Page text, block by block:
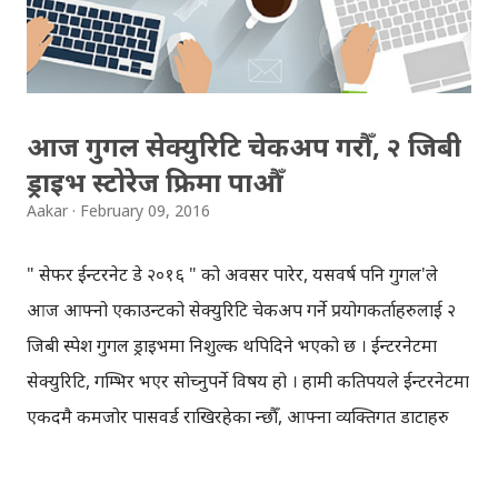
खाने। निर हालेर धोएको सेतो सर्ट, सेतो पाइन्ट अनि कपडाकै सेतो
जुत्ता, तेलले चिपिक्क पारेर वाँया फर्काएर कोरिएको-कलप लगाइएको
कालो कपाल, सर्टको खल्तीमा रातो र कालो क...
आज गुगल सेक्युरिटि चेकअप गरौँ, २ जिबी
ड्राइभ स्टोरेज फ्रिमा पाऔँ
Aakar February 09, 2016
" सेफर ईन्टरनेट डे २०१६ " को अवसर पारेर, यसवर्ष पनि गुगल'ले
आज आफ्नो एकाउन्टको सेक्युरिटि चेकअप गर्ने प्रयोगकर्ताहरुलाई २
जिबी स्पेश गुगल ड्राइभमा निशुल्क थपिदिने भएको छ । ईन्टरनेटमा
सेक्युरिटि, गम्भिर भएर सोच्नुपर्ने विषय हो । हामी कतिपयले ईन्टरनेटमा
एकदमै कमजोर पासवर्ड राखिरहेका हुन्छौँ, आफ्ना व्यक्तिगत डाटाहरु